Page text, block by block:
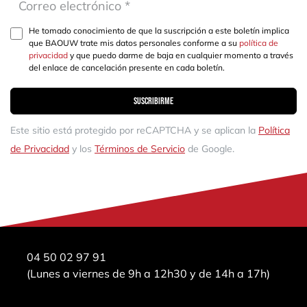
He tomado conocimiento de que la suscripción a este boletín implica
que BAOUW trate mis datos personales conforme a su política de
privacidad y que puedo darme de baja en cualquier momento a través
del enlace de cancelación presente en cada boletín.
Suscribirme
Este sitio está protegido por reCAPTCHA y se aplican la Política
de Privacidad y los Términos de Servicio de Google.
04 50 02 97 91
(Lunes a viernes de 9h a 12h30 y de 14h a 17h)